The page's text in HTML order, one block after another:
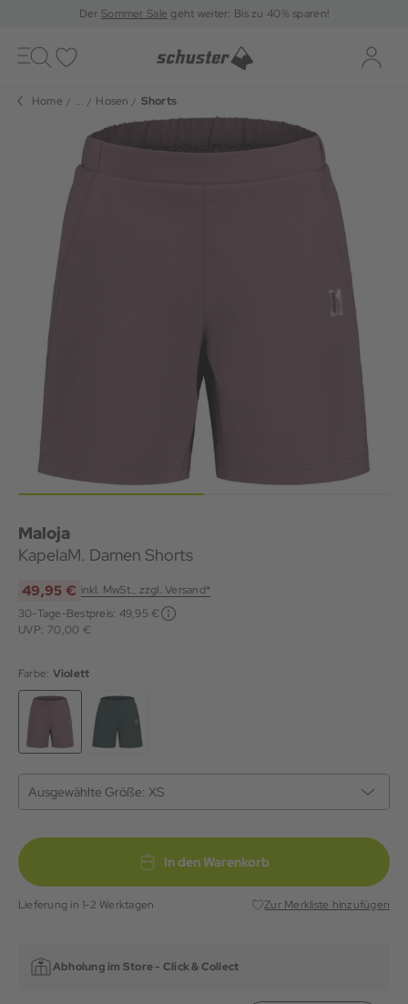
DerSommer Sale geht weiter: Bis zu 40% sparen!
Toggle
navigation
Home ... Hosen Shorts
Maloja
KapelaM. Damen Shorts
49,95 € inkl. MwSt., zzgl. Versand*
30-Tage-Bestpreis: 49,95 €
UVP: 70,00 €
Farbe: Violett
Ausgewählte Größe: XS
In den Warenkorb
Lieferung in 1-2 Werktagen Zur Merkliste hinzufügen
Abholung im Store - Click & Collect